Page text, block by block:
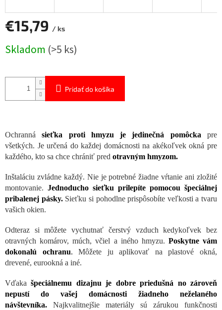
€15,79 / ks
cena:
Skladom (>5 ks)
Pridať do košíka
Ochrannásieťka proti hmyzu je jedinečná pomôcka pre
všetkých. Je určená do každej domácnosti na akékoľvek okná pre
každého, kto sa chce chrániť pred otravným hmyzom.
Inštaláciu zvládne každý. Nie je potrebné žiadne vŕtanie ani zložité
montovanie. Jednoducho sieťku prilepíte pomocou špeciálnej
pribalenej pásky.Sieťku si pohodlne prispôsobíte veľkosti a tvaru
vašich okien.
Odteraz si môžete vychutnať čerstvý vzduch kedykoľvek bez
otravných komárov, múch, včiel a iného hmyzu. Poskytne vám
dokonalú ochranu. Môžete ju aplikovať na plastové okná,
drevené, eurookná a iné.
Vďakašpeciálnemu dizajnu je dobre priedušná no zároveň
nepustí do vašej domácnosti žiadneho neželaného
návštevníka.
Najkvalitnejšie materiály sú zárukou funkčnosti